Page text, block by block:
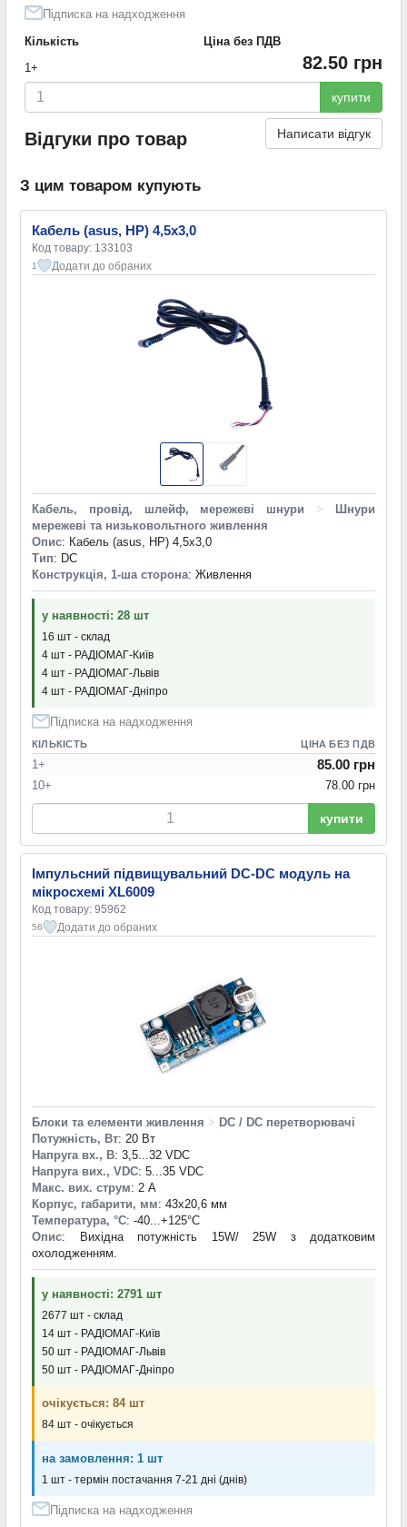
Підписка на надходження
Кількість
Ціна без ПДВ
1+
82.50 грн
купити
Відгуки про товар Написати відгук
З цим товаром купують
Кабель (asus, HP) 4,5х3,0
Код товару: 133103
1 Додати до обраних
Кабель, провід, шлейф, мережеві шнури >
Шнури
мережеві та низьковольтного живлення
Опис: Кабель (asus, HP) 4,5х3,0
Тип: DC
Конструкція, 1-ша сторона: Живлення
у наявності: 28 шт
16 шт - склад
4 шт - РАДІОМАГ-Київ
4 шт - РАДІОМАГ-Львів
4 шт - РАДІОМАГ-Дніпро
Підписка на надходження
КІЛЬКІСТЬ ЦІНА БЕЗ ПДВ
1+ 85.00 грн
10+ 78.00 грн
купити
Імпульсний підвищувальний DC-DC модуль на
мікросхемі XL6009
Код товару: 95962
56 Додати до обраних
Блоки та елементи живлення > DC / DC перетворювачі
Потужність, Вт: 20 Вт
Напруга вх., В: 3,5...32 VDC
Напруга вих., VDC: 5...35 VDC
Макс. вих. струм: 2 А
Корпус, габарити, мм: 43x20,6 мм
Температура, °С: -40...+125°С
Опис: Вихідна потужність 15W/ 25W з додатковим
охолодженням.
у наявності: 2791 шт
2677 шт - склад
14 шт - РАДІОМАГ-Київ
50 шт - РАДІОМАГ-Львів
50 шт - РАДІОМАГ-Дніпро
очікується: 84 шт
84 шт - очікується
на замовлення: 1 шт
1 шт - термін постачання 7-21 дні (днів)
Підписка на надходження